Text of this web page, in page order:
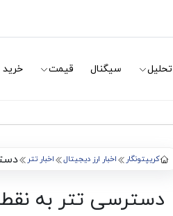
تحلیل سیگنال قیمت
کریپتونگار اخبار ارز دیجیتال اخبار تتر
دسترسی تتر به